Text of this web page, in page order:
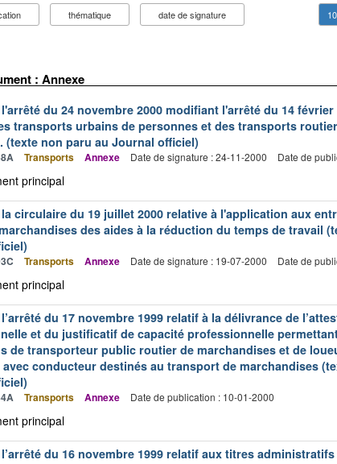
thématique
date de signature
10
: Annexe
du 24 novembre 2000 modifiant l'arrêté du 14 février
transports urbains de personnes et des transports
(texte non paru au Journal officiel)
Transports Annexe Date de signature : 24-11-2000 Date de
principal
circulaire du 19 juillet 2000 relative à l'application aux
des aides à la réduction du temps de travail
Transports Annexe Date de signature : 19-07-2000 Date de
principal
du 17 novembre 1999 relatif à la délivrance de
et du justificatif de capacité professionnelle
de transporteur public routier de marchandises et de
conducteur destinés au transport de marchandises
Transports Annexe Date de publication : 10-01-2000
principal
du 16 novembre 1999 relatif aux titres